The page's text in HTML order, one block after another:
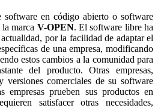
en código abierto o software
marca V-OPEN. El software libre ha
por la facilidad de adaptar el
de una empresa, modificando
estos cambios a la comunidad para
del producto. Otras empresas,
versiones comerciales de su software
prueben sus productos en
satisfacer otras necesidades,